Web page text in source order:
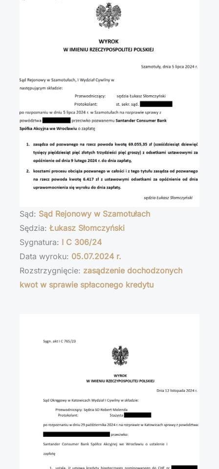
Sąd: Sąd Rejonowy w Szamotułach
Sędzia: Łukasz Słomczyński
Sygnatura: I C 306/24
Data wyroku: 05.07.2024 r.
Rozstrzygnięcie: zasądzenie dochodzonych
kwot w sprawie spłaconego kredytu